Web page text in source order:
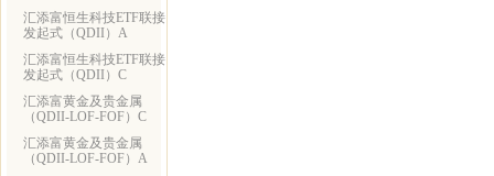
汇添富恒生科技ETF联接
发起式（QDII）A
汇添富恒生科技ETF联接
发起式（QDII）C
汇添富黄金及贵金属
（QDII-LOF-FOF）C
汇添富黄金及贵金属
（QDII-LOF-FOF）A